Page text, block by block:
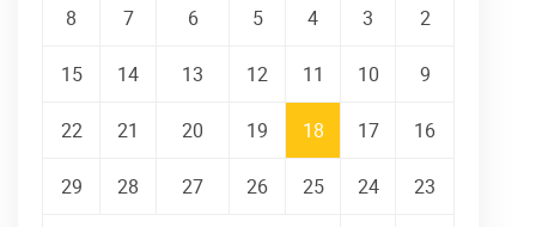
2
3
4
5
6
7
8
9
10
11
12
13
14
15
16
17
18
19
20
21
22
23
24
25
26
27
28
29